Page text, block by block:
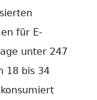
für E-
unter 247
18 bis 34